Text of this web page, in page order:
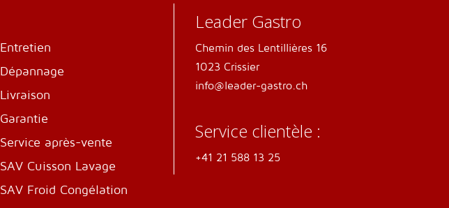
Entretien
Dépannage
Livraison
Garantie
Service après-vente
SAV Cuisson Lavage
SAV Froid Congélation
Leader Gastro
Chemin des Lentillières 16
1023 Crissier
info@leader-gastro.ch
Service clientèle :
+41 21 588 13 25